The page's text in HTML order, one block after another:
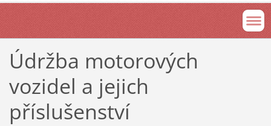
Údržba motorových
vozidel a jejich
příslušenství